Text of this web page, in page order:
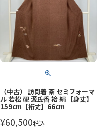
（中古） 訪問着 茶 セミフォーマ
ル 若松 硯 源氏香 袷 絹 【身丈】
159cm【裄丈】66cm
¥60,500税込